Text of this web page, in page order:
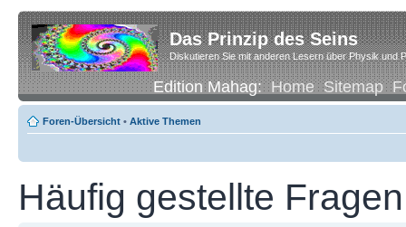
Das Prinzip des Seins
Diskutieren Sie mit anderen Lesern über Physik und
Edition Mahag:Home Sitemap
Foren-Übersicht • Aktive Themen
Häufig gestellte Fragen